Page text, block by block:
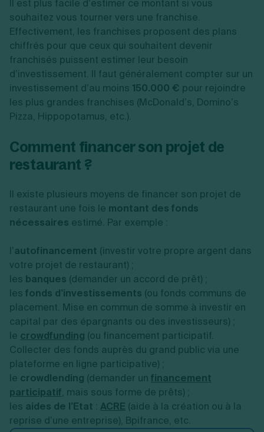
Il est plus facile d’estimer ce montant si vous
souhaitez vous tourner vers une franchise.
Effectivement, les franchises proposent des plans
chiffrés pour que ceux qui souhaitent devenir
franchisés puissent estimer leur besoin
d’investissement. Il faut généralement compter sur un
investissement d’au moins 150.000 € pour rejoindre
les plus grandes franchises (McDonald’s, Domino’s
Pizza, Hippopotamus, etc.).
Comment financer son projet de
restaurant ?
Il existe plusieurs moyens de financer son projet de
restaurant une fois le montant des fonds
nécessaires estimé. Par exemple :
l’autofinancement (investir votre propre argent dans
votre projet de restaurant) ;
les banques (demander un accord de prêt) ;
les fonds d’investissements (ou fonds communs de
placement. Mise en commun de somme à investir en
capital par des épargnants ou des investisseurs) ;
le crowdfunding (ou financement participatif.
Collecter des fonds auprès du grand public via une
plateforme en ligne participative) ;
le crowdlending (demander un financement
participatif, mais sous forme de prêts) ;
les aides de l’Etat : ACRE (aide à la création ou à la
reprise d’une entreprise), Bpifrance, etc.